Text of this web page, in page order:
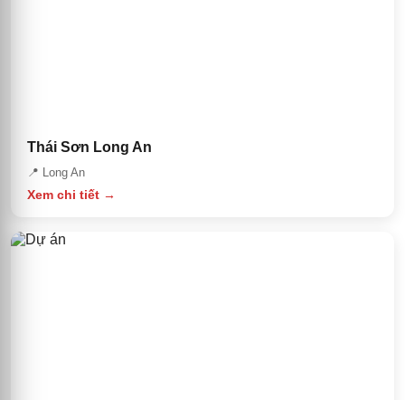
Thái Sơn Long An
📍 Long An
Xem chi tiết →